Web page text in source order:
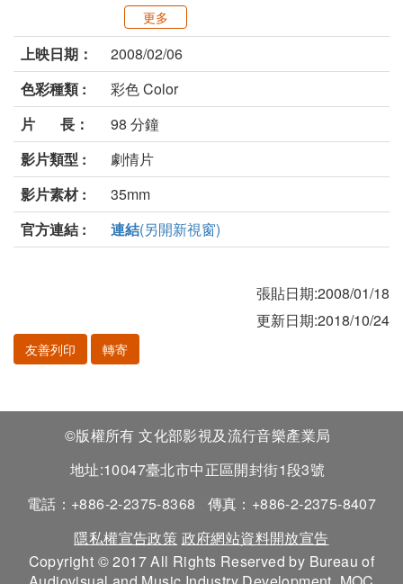
更多
上映日期：
2008/02/06
色彩種類 :
彩色 Color
片 長：
98 分鐘
影片類型 :
劇情片
影片素材 :
35mm
官方連結 :
連結(另開新視窗)
張貼日期:2008/01/18
更新日期:2018/10/24
友善列印 轉寄
©版權所有 文化部影視及流行音樂產業局
地址:10047臺北市中正區開封街1段3號
電話：+886-2-2375-8368
傳真：+886-2-2375-8407
隱私權宣告政策 政府網站資料開放宣告
Copyright © 2017 All Rights Reserved by Bureau of